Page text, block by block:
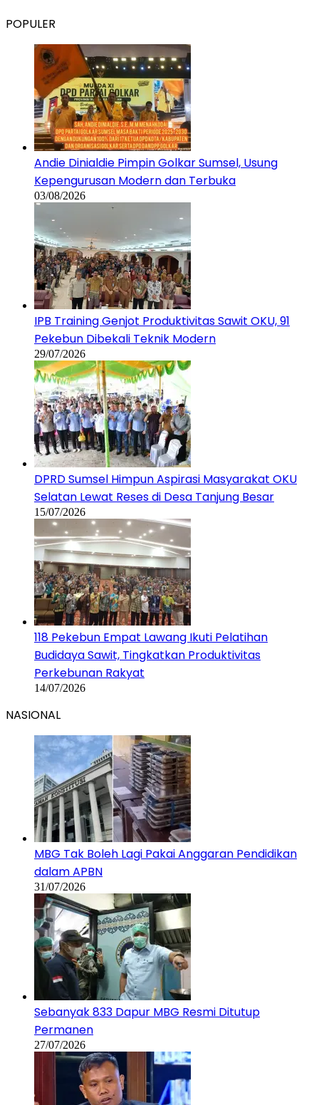
Andie Dinialdie Pimpin Golkar Sumsel, Usung
03/08/2026
IPB Training Genjot Produktivitas Sawit OKU, 91
Pekebun Dibekali Teknik Modern
29/07/2026
DPRD Sumsel Himpun Aspirasi Masyarakat OKU
Selatan Lewat Reses di Desa Tanjung Besar
15/07/2026
118 Pekebun Empat Lawang Ikuti Pelatihan
Budidaya Sawit, Tingkatkan Produktivitas
Perkebunan Rakyat
14/07/2026
NASIONAL
MBG Tak Boleh Lagi Pakai Anggaran Pendidikan
31/07/2026
Sebanyak 833 Dapur MBG Resmi Ditutup
Permanen
27/07/2026
Tawaran RJ, Eks Kuasa Hukum Roy Suryo : Jokowi
Ingin Hindari Sidang Pokok Perkara
27/07/2026